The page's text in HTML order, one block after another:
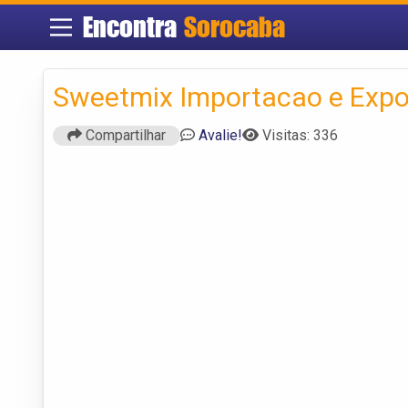
Encontra Sorocaba
Sweetmix Importacao e
Compartilhar Avalie! Visitas: 336